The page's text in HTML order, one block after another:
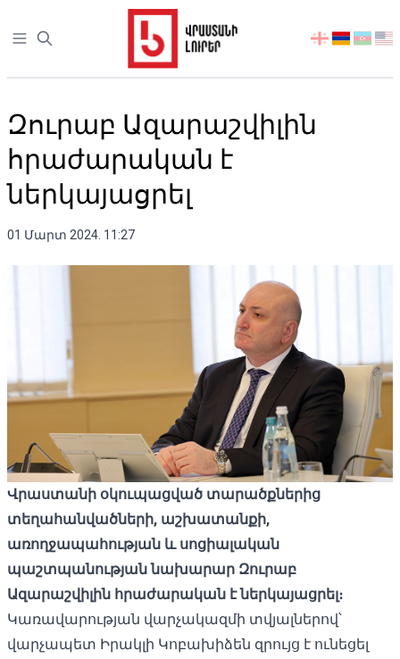
Open sidebar
აირჩიეთ
Զուրաբ Ազարաշվիլին
հրաժարական է
ներկայացրել
01 Մարտ 2024. 11:27
Վրաստանի օկուպացված տարածքներից
տեղահանվածների, աշխատանքի,
առողջապահության և սոցիալական
պաշտպանության նախարար Զուրաբ
Ազարաշվիլին հրաժարական է ներկայացրել։
Կառավարության վարչակազմի տվյալներով՝
վարչապետ Իրակլի Կոբախիձեն զրույց է ունեցել